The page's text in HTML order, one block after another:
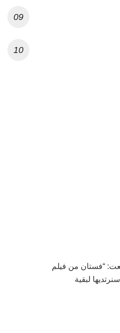
“فستان من فيلم
لبقية